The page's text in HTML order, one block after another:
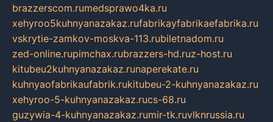
brazzerscom.rumedsprawo4ka.ru
xehyroo5kuhnyanazakaz.rufabrikayfabrikaefabrika.ru
vskrytie-zamkov-moskva-113.rubiletnadom.ru
zed-online.rupimchax.rubrazzers-hd.ruz-host.ru
kitubeu2kuhnyanazakaz.runaperekate.ru
kuhnyaofabrikaufabrik.rukitubeu-2-kuhnyanazakaz.ru
xehyroo-5-kuhnyanazakaz.rucs-68.ru
guzywia-4-kuhnyanazakaz.rumir-tk.ruvlknrussia.ru